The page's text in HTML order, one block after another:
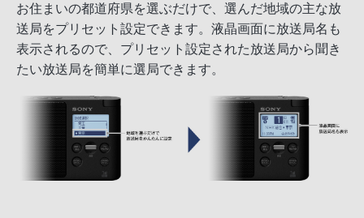
お住まいの都道府県を選ぶだけで、選んだ地域の主な放
送局をプリセット設定できます。液晶画面に放送局名も
表示されるので、プリセット設定された放送局から聞き
たい放送局を簡単に選局できます。